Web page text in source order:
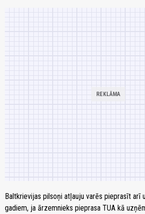
Baltkrievijas pilsoņi atļauju varēs pieprasīt arī
gadiem, ja ārzemnieks pieprasa TUA kā